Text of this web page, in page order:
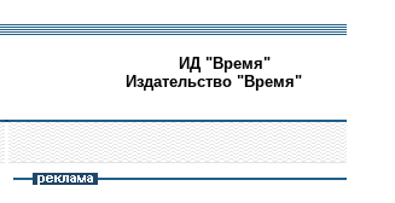
ИД "Время"
Издательство "Время"